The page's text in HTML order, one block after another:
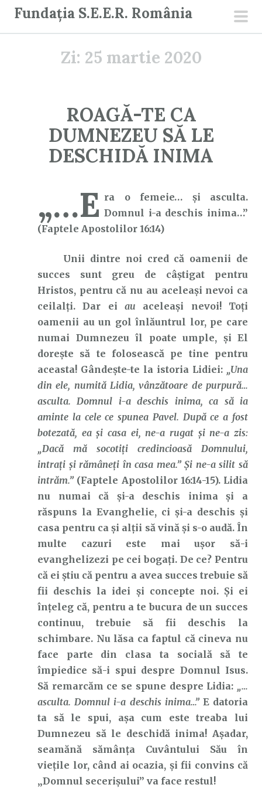
Fundația S.E.E.R. România
Zi: 25 martie 2020
ROAGĂ-TE CA
DUMNEZEU SĂ LE
DESCHIDĂ INIMA
„…E ra o femeie… şi asculta.
Domnul i-a deschis inima…”
(Faptele Apostolilor 16:14)
Unii dintre noi cred că oamenii de
succes sunt greu de câștigat pentru
Hristos, pentru că nu au aceleași nevoi ca
ceilalți. Dar ei au aceleași nevoi! Toți
oamenii au un gol înlăuntrul lor, pe care
numai Dumnezeu îl poate umple, și El
dorește să te folosească pe tine pentru
aceasta! Gândește-te la istoria Lidiei: „Una
din ele, numită Lidia, vânzătoare de purpură…
asculta. Domnul i-a deschis inima, ca să ia
aminte la cele ce spunea Pavel. După ce a fost
botezată, ea şi casa ei, ne-a rugat şi ne-a zis:
„Dacă mă socotiţi credincioasă Domnului,
intraţi şi rămâneţi în casa mea.” Şi ne-a silit să
intrăm.” (Faptele Apostolilor 16:14-15). Lidia
nu numai că și-a deschis inima și a
răspuns la Evanghelie, ci și-a deschis și
casa pentru ca și alții să vină și s-o audă. În
multe cazuri este mai ușor să-i
evanghelizezi pe cei bogați. De ce? Pentru
că ei știu că pentru a avea succes trebuie să
fii deschis la idei și concepte noi. Și ei
înțeleg că, pentru a te bucura de un succes
continuu, trebuie să fii deschis la
schimbare. Nu lăsa ca faptul că cineva nu
face parte din clasa ta socială să te
împiedice să-i spui despre Domnul Isus.
Să remarcăm ce se spune despre Lidia: „…
asculta. Domnul i-a deschis inima…”E datoria
ta să le spui, așa cum este treaba lui
Dumnezeu să le deschidă inima! Așadar,
seamănă sămânța Cuvântului Său în
viețile lor, când ai ocazia, și fii convins că
„Domnul secerișului” va face restul!